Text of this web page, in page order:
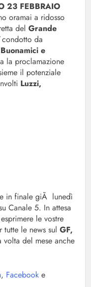
23 FEBBRAIO
oramai a ridosso
del Grande
condotto da
e
la proclamazione
il potenziale
Luzzi,
in finale giÃ lunedì
Canale 5. In attesa
le vostre
tutte le news sul GF,
del mese anche
, Facebook e